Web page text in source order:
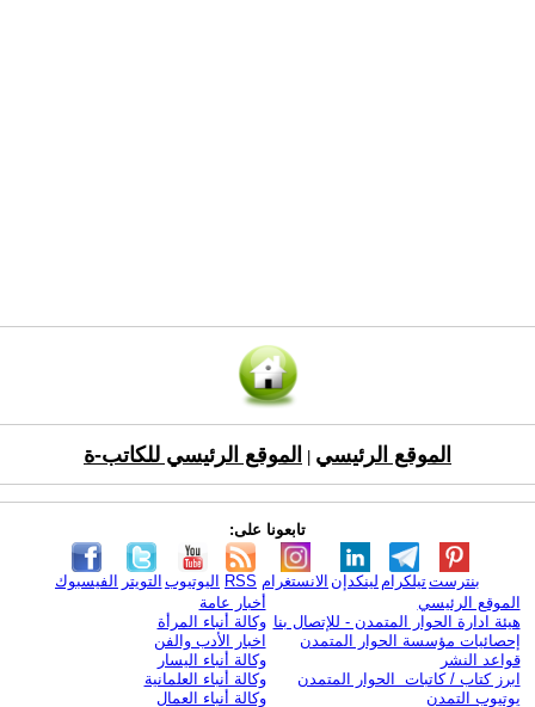
الموقع الرئيسي الموقع الرئيسي للكاتب-ة
تابعونا على:
الفيسبوك التويتر اليوتيوب RSS الانستغرام لينكدإن تيلكرامبنترست
الموقع الرئيسي
هيئة ادارة الحوار المتمدن - للإتصال بنا
إحصائيات مؤسسة الحوار المتمدن
قواعد النشر
ابرز كتاب / كاتبات الحوار المتمدن
يوتيوب التمدن
أخبار عامة
وكالة أنباء المرأة
اخبار الأدب والفن
وكالة أنباء اليسار
وكالة أنباء العلمانية
وكالة أنباء العمال